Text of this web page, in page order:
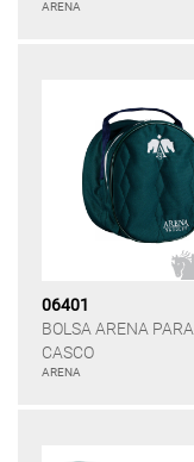
ARENA
06401
BOLSA ARENA PARA
CASCO
ARENA